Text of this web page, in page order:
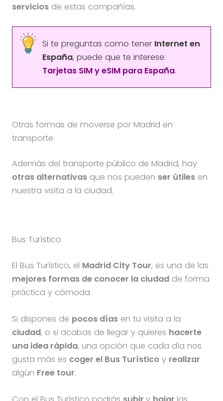
serviciosde estas compañías.
Si te preguntas como tener Internet en
España, puede que te interese:
Tarjetas SIM y eSIM para España.
Otras formas de moverse por Madrid en
transporte
Además del transporte público de Madrid, hay
otras alternativasque nos pueden ser útilesen
nuestra visita a la ciudad.
Bus Turístico
El Bus Turístico, el Madrid City Tour, es una de las
mejores formas de conocer la ciudadde forma
práctica y cómoda.
Si dispones de pocos díasen tu visita a la
ciudad, o si acabas de llegar y quieres hacerte
una idea rápida, una opción que cada día nos
gusta más es coger el Bus Turísticoy realizar
algún Free tour.